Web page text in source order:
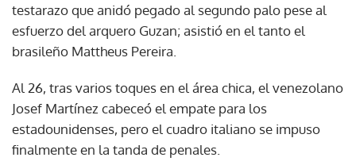
testarazo que anidó pegado al segundo palo pese al
esfuerzo del arquero Guzan; asistió en el tanto el
brasileño Mattheus Pereira.
Al 26, tras varios toques en el área chica, el venezolano
Josef Martínez cabeceó el empate para los
estadounidenses, pero el cuadro italiano se impuso
finalmente en la tanda de penales.